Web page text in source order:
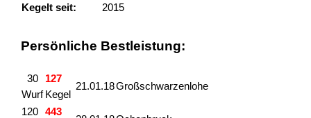
Kegelt seit:
2015
Persönliche Bestleistung:
30
Wurf
127
Kegel
21.01.18Großschwarzenlohe
120 443